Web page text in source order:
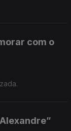
com o